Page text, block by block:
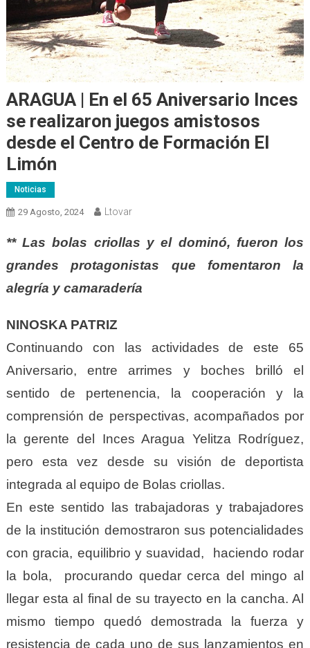
ARAGUA | En el 65 Aniversario Inces
se realizaron juegos amistosos
desde el Centro de Formación El
Limón
Noticias
29 Agosto, 2024 Ltovar
** Las bolas criollas y el dominó, fueron los
grandes protagonistas que fomentaron la
alegría y camaradería
NINOSKA PATRIZ
Continuando con las actividades de este 65
Aniversario, entre arrimes y boches brilló el
sentido de pertenencia, la cooperación y la
comprensión de perspectivas, acompañados por
la gerente del Inces Aragua Yelitza Rodríguez,
pero esta vez desde su visión de deportista
integrada al equipo de Bolas criollas.
En este sentido las trabajadoras y trabajadores
de la institución demostraron sus potencialidades
con gracia, equilibrio y suavidad, haciendo rodar
la bola, procurando quedar cerca del mingo al
llegar esta al final de su trayecto en la cancha. Al
mismo tiempo quedó demostrada la fuerza y
resistencia de cada uno de sus lanzamientos en